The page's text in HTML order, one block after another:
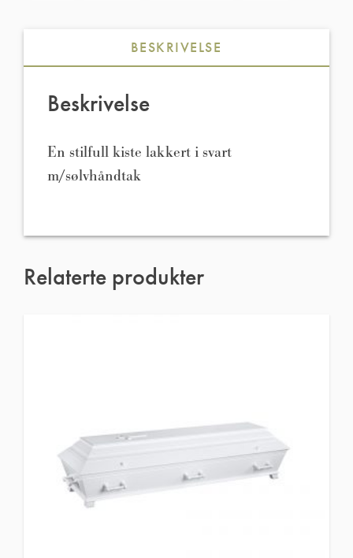
BESKRIVELSE
Beskrivelse
En stilfull kiste lakkert i svart
m/sølvhåndtak
Relaterte produkter